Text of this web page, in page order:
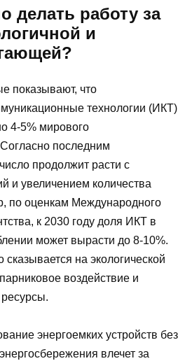
делать работу за
и
показывают, что
технологии (ИКТ)
4-5% мирового
последним
продолжит расти с
и увеличением количества
по оценкам Международного
к 2030 году доля ИКТ в
может вырасти до 8-10%.
сказывается на экологической
воздействие и
энергоемких устройств без
влечет за